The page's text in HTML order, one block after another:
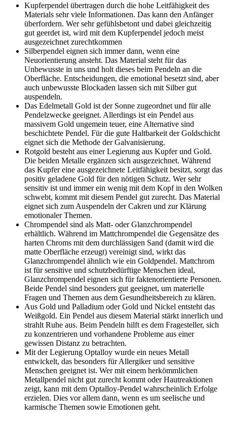
Kupferpendel übertragen durch die hohe Leitfähigkeit des
Materials sehr viele Informationen. Das kann den Anfänger
überfordern. Wer sehr gefühlsbetont und dabei gleichzeitig
gut geerdet ist, wird mit dem Kupferpendel jedoch meist
ausgezeichnet zurechtkommen
Silberpendel eignen sich immer dann, wenn eine
Neuorientierung ansteht. Das Material steht für das
Unbewusste in uns und holt dieses beim Pendeln an die
Oberfläche. Entscheidungen, die emotional besetzt sind, aber
auch unbewusste Blockaden lassen sich mit Silber gut
auspendeln.
Das Edelmetall Gold ist der Sonne zugeordnet und für alle
Pendelzwecke geeignet. Allerdings ist ein Pendel aus
massivem Gold ungemein teuer, eine Alternative sind
beschichtete Pendel. Für die gute Haltbarkeit der Goldschicht
eignet sich die Methode der Galvanisierung.
Rotgold besteht aus einer Legierung aus Kupfer und Gold.
Die beiden Metalle ergänzen sich ausgezeichnet. Während
das Kupfer eine ausgezeichnete Leitfähigkeit besitzt, sorgt das
positiv geladene Gold für den nötigen Schutz. Wer sehr
sensitiv ist und immer ein wenig mit dem Kopf in den Wolken
schwebt, kommt mit diesem Pendel gut zurecht. Das Material
eignet sich zum Auspendeln der Cakren und zur Klärung
emotionaler Themen.
Chrompendel sind als Matt- oder Glanzchrompendel
erhältlich. Während im Mattchrompendel die Gegensätze des
harten Chroms mit dem durchlässigen Sand (damit wird die
matte Oberfläche erzeugt) vereinigt sind, wirkt das
Glanzchrompendel ähnlich wie ein Goldpendel. Mattchrom
ist für sensitive und schutzbedürftige Menschen ideal,
Glanzchrompendel eignen sich für faktenorientierte Personen.
Beide Pendel sind besonders gut geeignet, um materielle
Fragen und Themen aus dem Gesundheitsbereich zu klären.
Aus Gold und Palladium oder Gold und Nickel entsteht das
Weißgold. Ein Pendel aus diesem Material stärkt innerlich und
strahlt Ruhe aus. Beim Pendeln hilft es dem Fragesteller, sich
zu konzentrieren und vorhandene Probleme aus einer
gewissen Distanz zu betrachten.
Mit der Legierung Optalloy wurde ein neues Metall
entwickelt, das besonders für Allergiker und sensitive
Menschen geeignet ist. Wer mit einem herkömmlichen
Metallpendel nicht gut zurecht kommt oder Hautreaktionen
zeigt, kann mit dem Optalloy-Pendel wahrscheinlich Erfolge
erzielen. Dies vor allem dann, wenn es um seelische und
karmische Themen sowie Emotionen geht.